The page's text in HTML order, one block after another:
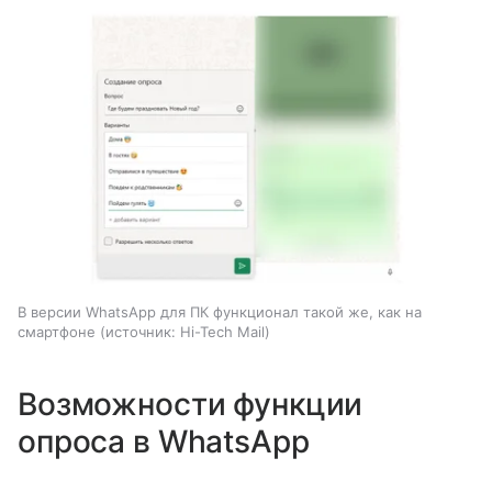
В версии WhatsApp для ПК функционал такой же, как на
смартфоне
источник: Hi-Tech Mail
Возможности функции
опроса в WhatsApp